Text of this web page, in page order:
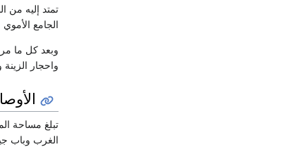
تمتد إليه من
الجامع
وبعد كل ما
واحجار
تبلغ مساحة المسجد كله 157×97م وتبلغ مساحة الحرم
الغرب وباب